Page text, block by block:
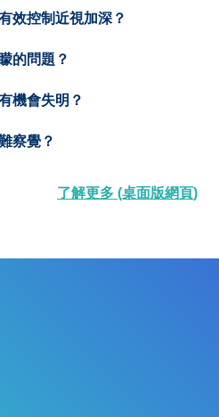
效控制近視加深？
的問題？
機會失明？
察覺？
了解更多 (桌面版網頁)